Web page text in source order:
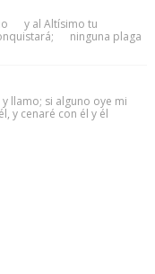
y al Altísimo tu
ninguna plaga
llamo; si alguno oye mi
y cenaré con él y él